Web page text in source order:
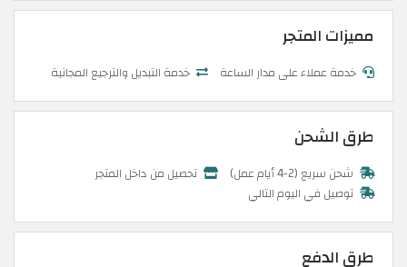
مميزات المتجر
خدمة عملاء على مدار الساعة خدمة التبديل والترجيع المجانية
طرق الشحن
شحن سريع (2-4 أيام عمل)
تحصيل من داخل المتجر
توصيل في اليوم التالي
طرق الدفع